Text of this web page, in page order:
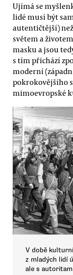
Ujímá se
lidé musí být
autentičtější)
světem a
masku a jsou
s tím přichází
moderní
pokrokovějšího
mimoevropské
V době
z mladých lidí
ale s